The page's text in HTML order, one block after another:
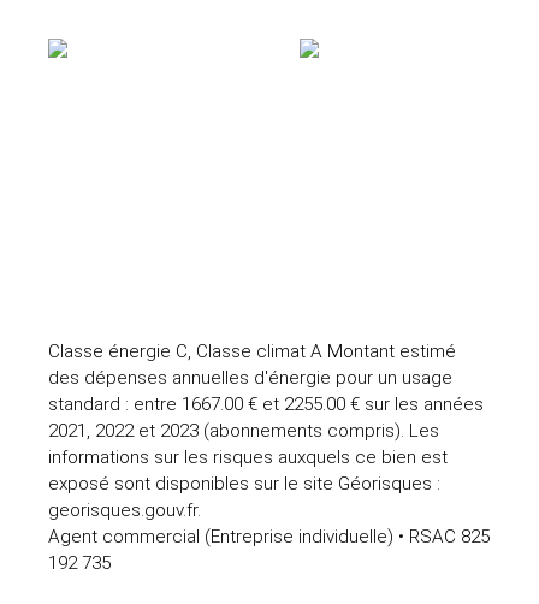
Classe énergie C, Classe climat A Montant estimé
des dépenses annuelles d'énergie pour un usage
standard : entre 1667.00 € et 2255.00 € sur les années
2021, 2022 et 2023 (abonnements compris). Les
informations sur les risques auxquels ce bien est
exposé sont disponibles sur le site Géorisques :
georisques.gouv.fr.
Agent commercial (Entreprise individuelle) • RSAC 825
192 735